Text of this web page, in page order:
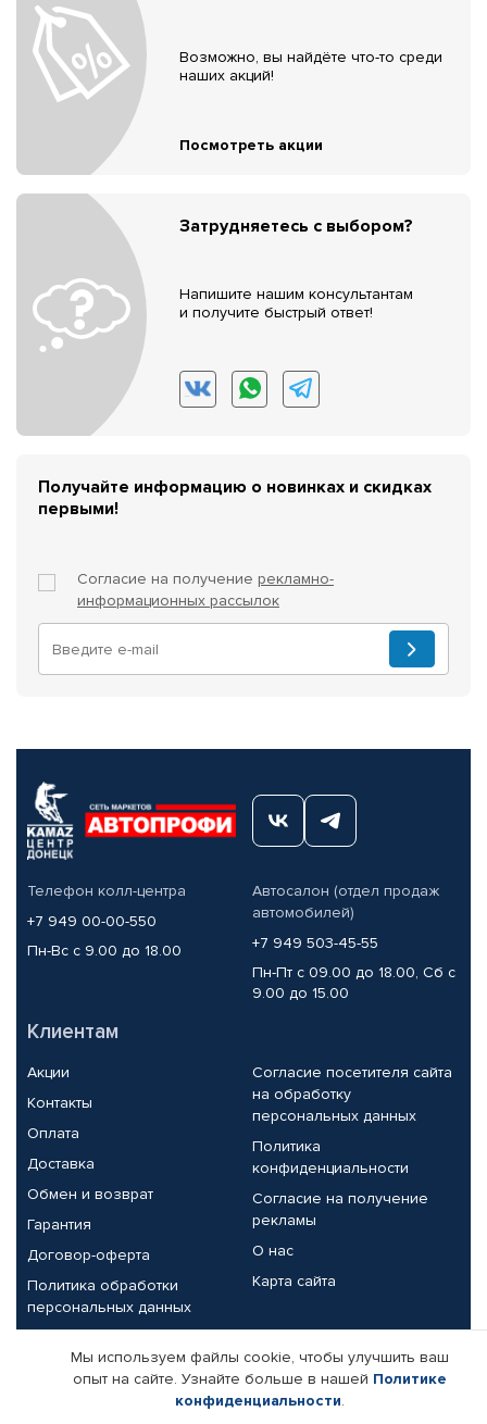
Возможно, вы найдёте что-то среди
наших акций!
Посмотреть акции
Затрудняетесь с выбором?
Напишите нашим консультантам
и получите быстрый ответ!
Получайте информацию о новинках и скидках
первыми!
Согласие на получение рекламно-
информационных рассылок
Телефон колл-центра
+7 949 00-00-550
Пн-Вс с 9.00 до 18.00
Автосалон (отдел продаж
автомобилей)
+7 949 503-45-55
Пн-Пт с 09.00 до 18.00, Сб с
9.00 до 15.00
Клиентам
Акции
Контакты
Оплата
Доставка
Обмен и возврат
Гарантия
Договор-оферта
Политика обработки
персональных данных
Согласие посетителя сайта
на обработку
персональных данных
Политика
конфиденциальности
Согласие на получение
рекламы
О нас
Карта сайта
Партнерам
Корпоративным клиентам
Реквизиты компании
Мы используем файлы cookie, чтобы улучшить ваш
опыт на сайте. Узнайте больше в нашей Политике
конфиденциальности.